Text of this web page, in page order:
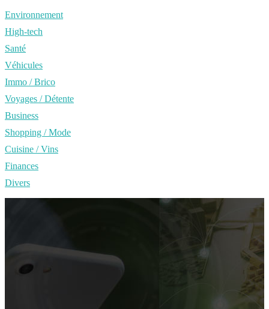
Environnement
High-tech
Santé
Véhicules
Immo / Brico
Voyages / Détente
Business
Shopping / Mode
Cuisine / Vins
Finances
Divers